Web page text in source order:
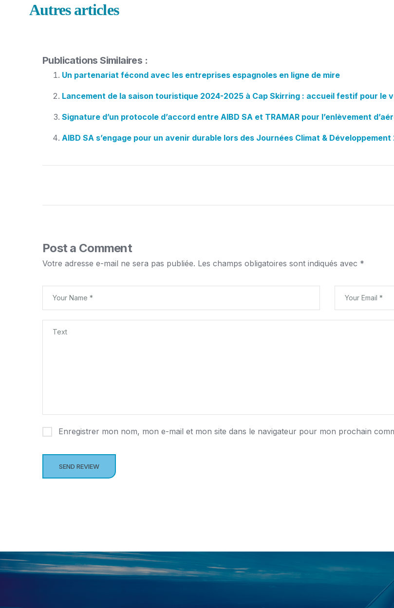
Autres articles
Publications Similaires :
Un partenariat fécond avec les entreprises espagnoles en ligne de mire
Lancement de la saison touristique 2024-2025 à Cap Skirring : accueil festif pour le
Signature d’un protocole d’accord entre AIBD SA et TRAMAR pour l’enlèvement
AIBD SA s’engage pour un avenir durable lors des Journées Climat & Développement
Post a Comment
Votre adresse e-mail ne sera pas publiée. Les champs obligatoires sont indiqués avec *
Enregistrer mon nom, mon e-mail et mon site dans le navigateur pour mon prochain